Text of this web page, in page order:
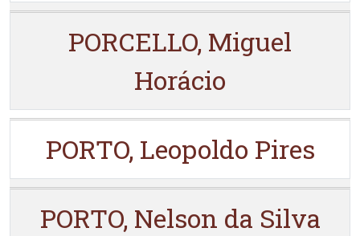
PORCELLO, Miguel
Horácio
PORTO, Leopoldo Pires
PORTO, Nelson da Silva